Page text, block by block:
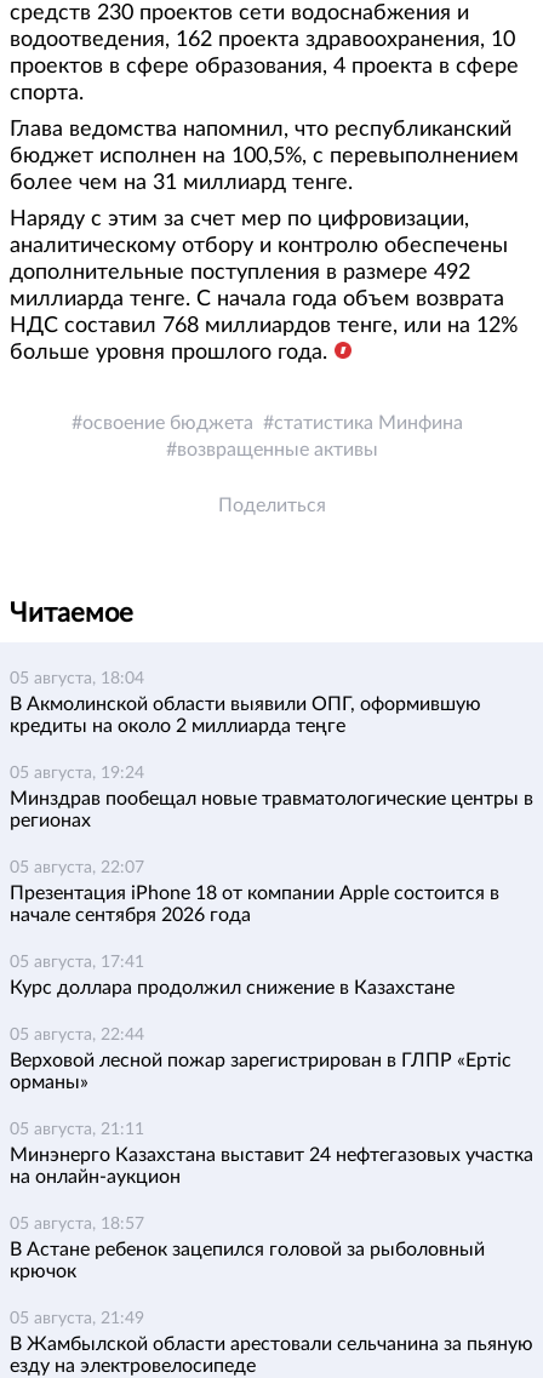
средств 230 проектов сети водоснабжения и
водоотведения, 162 проекта здравоохранения, 10
проектов в сфере образования, 4 проекта в сфере
спорта.
Глава ведомства напомнил, что республиканский
бюджет исполнен на 100,5%, с перевыполнением
более чем на 31 миллиард тенге.
Наряду с этим за счет мер по цифровизации,
аналитическому отбору и контролю обеспечены
дополнительные поступления в размере 492
миллиарда тенге. С начала года объем возврата
НДС составил 768 миллиардов тенге, или на 12%
больше уровня прошлого года.
освоение бюджета
статистика Минфина
возвращенные активы
Поделиться
Читаемое
05 августа, 18:04
В Акмолинской области выявили ОПГ, оформившую
кредиты на около 2 миллиарда теңге
05 августа, 19:24
Минздрав пообещал новые травматологические центры в
регионах
05 августа, 22:07
Презентация iPhone 18 от компании Apple состоится в
начале сентября 2026 года
05 августа, 17:41
Курс доллара продолжил снижение в Казахстане
05 августа, 22:44
Верховой лесной пожар зарегистрирован в ГЛПР «Ертіс
орманы»
05 августа, 21:11
Минэнерго Казахстана выставит 24 нефтегазовых участка
на онлайн-аукцион
05 августа, 18:57
В Астане ребенок зацепился головой за рыболовный
крючок
05 августа, 21:49
В Жамбылской области арестовали сельчанина за пьяную
езду на электровелосипеде